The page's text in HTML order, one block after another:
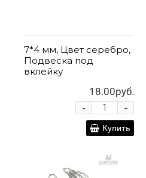
7*4 мм, Цвет серебро,
Подвеска под
вклейку
18.00руб.
+
-
Купить